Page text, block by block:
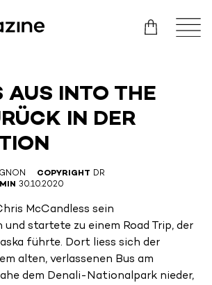
AUS INTO THE
IN DER
COPYRIGHT DR
30.10.2020
McCandless sein
startete zu einem Road Trip, der
führte. Dort liess sich der
alten, verlassenen Bus am
dem Denali-Nationalpark nieder,